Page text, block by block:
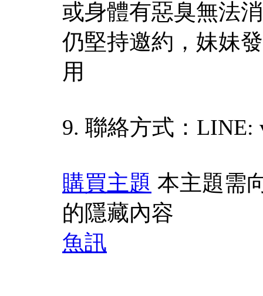
或身體有惡臭無法
仍堅持邀約，妹妹
用
9. 聯絡方式：
購買主題 本主題需
的隱藏內容
魚訊